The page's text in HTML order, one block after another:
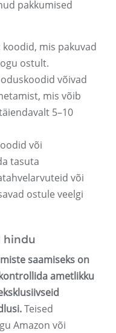
pakkumised
koodid, mis pakuvad
ostult.
võivad
mis võib
5–10
või
tasuta
või
ostule veelgi
hindu
saamiseks on
ametlikku
Teised
Amazon või